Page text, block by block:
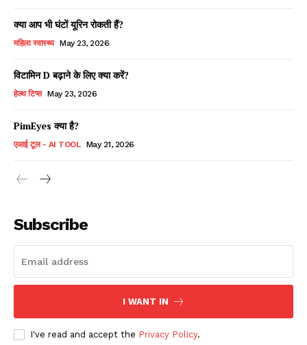
क्या आप भी घंटों यूरिन रोकती हैं?
महिला स्वास्थ्य May 23, 2026
विटामिन D बढ़ाने के लिए क्या करें?
हेल्थ टिप्स May 23, 2026
PimEyes क्या है?
एआई टूल - AI TOOL May 21, 2026
Subscribe
I WANT IN
I've read and accept the Privacy Policy.